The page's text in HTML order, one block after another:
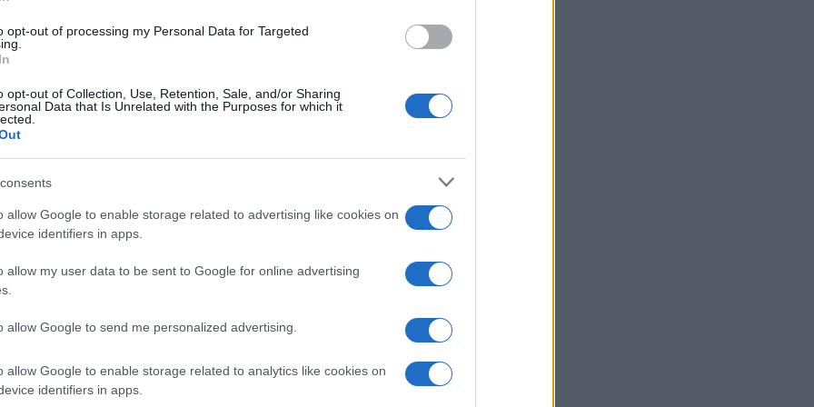
opt-out of processing my Personal Data for Targeted
opt-out of Collection, Use, Retention, Sale, and/or Sharing
Data that Is Unrelated with the Purposes for which it
allow Google to enable storage related to advertising like cookies on
identifiers in apps.
allow my user data to be sent to Google for online advertising
allow Google to send me personalized advertising.
allow Google to enable storage related to analytics like cookies on
identifiers in apps.
2 Agosto 2026, 17:11
paradosso della Turchia: influenza
e repressione interna
diNathan Greppi
30 Luglio 2026, 5:59
2.7k
volano gli stracci